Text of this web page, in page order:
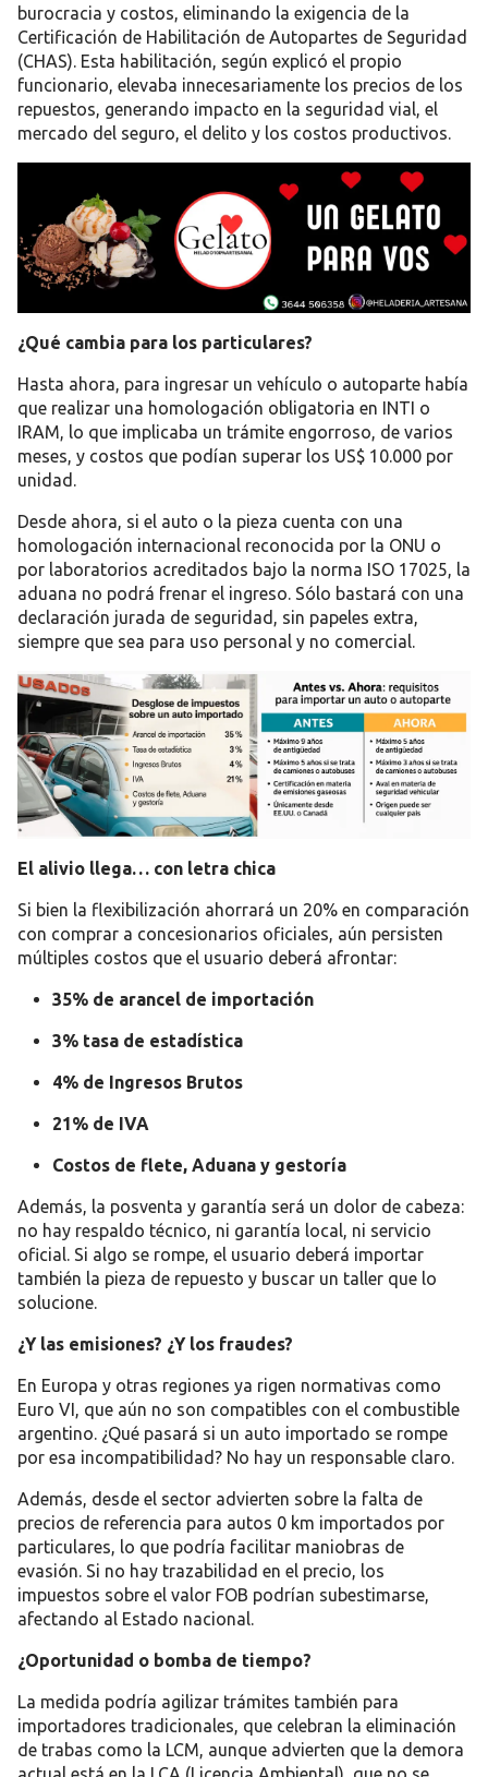
burocracia y costos , eliminando la exigencia de la
Certificación de Habilitación de Autopartes de Seguridad
(CHAS) . Esta habilitación, según explicó el propio
funcionario, elevaba innecesariamente los precios de los
repuestos, generando impacto en la seguridad vial, el
mercado del seguro, el delito y los costos productivos
¿Qué cambia para los particulares?
Hasta ahora, para ingresar un vehículo o autoparte había
que realizar una homologación obligatoria en INTI o
IRAM, lo que implicaba un trámite engorroso, de varios
meses, y costos que podían superar los US$ 10.000 por
unidad.
Desde ahora, si el auto o la pieza cuenta con una
homologación internacional reconocida por la ONU o
por laboratorios acreditados bajo la norma ISO 17025, la
aduana no podrá frenar el ingreso. Sólo bastará con una
declaración jurada de seguridad , sin papeles extra,
siempre que sea para uso personal y no comercial.
El alivio llega… con letra chica
Si bien la flexibilización ahorrará un 20% en comparación
con comprar a concesionarios oficiales, aún persisten
múltiples costos que el usuario deberá afrontar:
35% de arancel de importación
3% tasa de estadística
4% de Ingresos Brutos
21% de IVA
Costos de flete, Aduana y gestoría
Además, la posventa y garantía será un dolor de cabeza:
no hay respaldo técnico, ni garantía local, ni servicio
oficial. Si algo se rompe, el usuario deberá importar
también la pieza de repuesto y buscar un taller que lo
solucione.
¿Y las emisiones? ¿Y los fraudes?
En Europa y otras regiones ya rigen normativas como
Euro VI, que aún no son compatibles con el combustible
argentino. ¿Qué pasará si un auto importado se rompe
por esa incompatibilidad? No hay un responsable claro.
Además, desde el sector advierten sobre la falta de
precios de referencia para autos 0 km importados por
particulares, lo que podría facilitar maniobras de
evasión. Si no hay trazabilidad en el precio, los
impuestos sobre el valor FOB podrían subestimarse,
afectando al Estado nacional.
¿Oportunidad o bomba de tiempo?
La medida podría agilizar trámites también para
importadores tradicionales, que celebran la eliminación
de trabas como la LCM, aunque advierten que la demora